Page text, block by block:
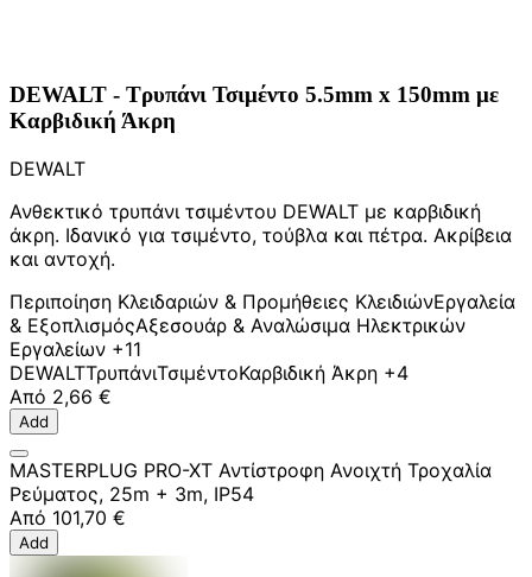
DEWALT - Τρυπάνι Τσιμέντο 5.5mm x 150mm με
Καρβιδική Άκρη
DEWALT
Ανθεκτικό τρυπάνι τσιμέντου DEWALT με καρβιδική
άκρη. Ιδανικό για τσιμέντο, τούβλα και πέτρα. Ακρίβεια
και αντοχή.
Περιποίηση Κλειδαριών & Προμήθειες ΚλειδιώνΕργαλεία
& ΕξοπλισμόςΑξεσουάρ & Αναλώσιμα Ηλεκτρικών
Εργαλείων +11
DEWALTΤρυπάνιΤσιμέντοΚαρβιδική Άκρη +4
Από 2,66 €
Add
MASTERPLUG PRO-XT Αντίστροφη Ανοιχτή Τροχαλία
Ρεύματος, 25m + 3m, IP54
Από 101,70 €
Add